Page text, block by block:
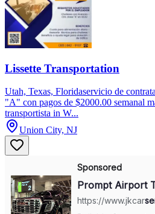
Lissette Transportation
Utah, Texas, Floridaservicio de
"A" con pagos de $2000.00 semanal
transportista in W...
Union City, NJ